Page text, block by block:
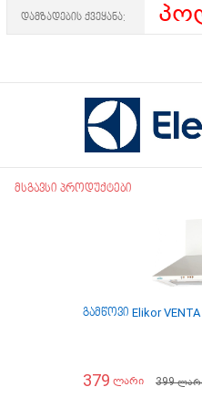
დამზადების ქვეყანა:
მსგავსი პროდუქტები
გამწოვი Elikor
379 ლარი 399